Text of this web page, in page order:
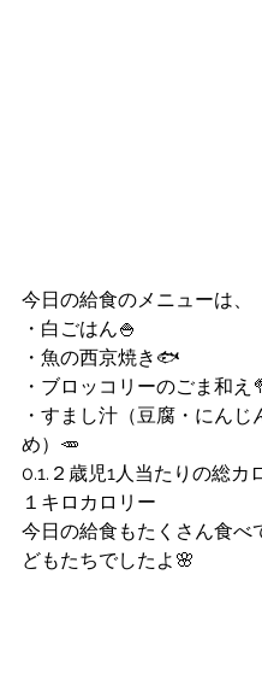
今日の給食のメニューは、
・白ごはん🍚
・魚の西京焼き🐟
・ブロッコリーのごま和え
・すまし汁（豆腐・にんじ
め）🥕
0.1.２歳児1人当たりの総カ
１キロカロリー
今日の給食もたくさん食べ
どもたちでしたよ🌸